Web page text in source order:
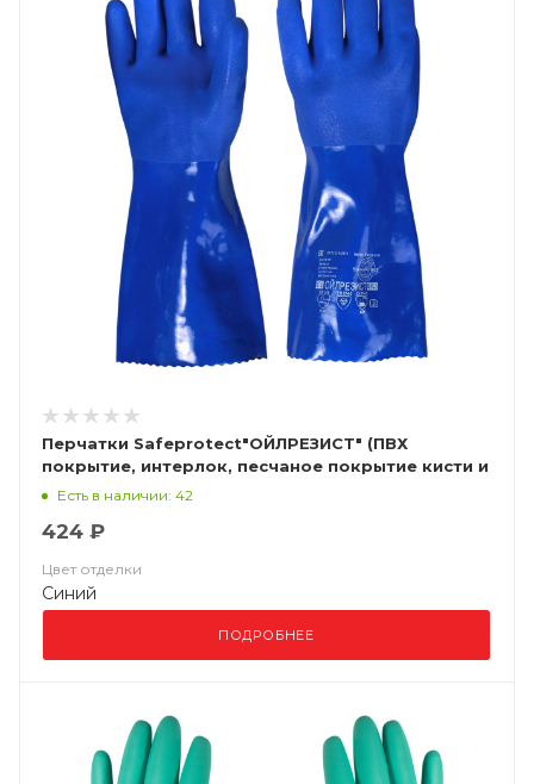
Перчатки Safeprotect"ОЙЛРЕЗИСТ" (ПВХ
покрытие, интерлок, песчаное покрытие кисти и
пальцев, дл.35см)
Есть в наличии: 42
424 ₽
Цвет отделки
Синий
ПОДРОБНЕЕ